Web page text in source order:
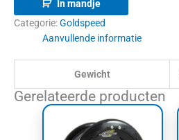
In mandje
Categorie:Goldspeed
Aanvullende informatie
Gewicht
Gerelateerde producten